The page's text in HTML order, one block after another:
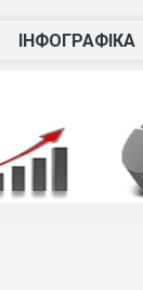
ІНФОГРАФІКА